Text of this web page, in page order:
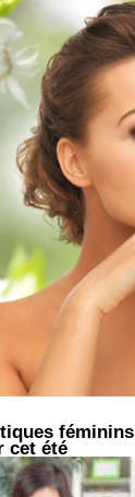
féminins
cet été